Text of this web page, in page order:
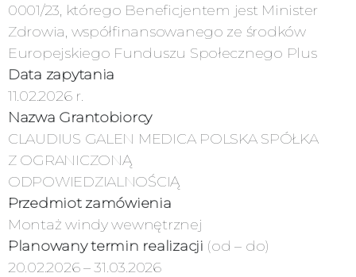
0001/23, którego Beneficjentem jest Minister
Zdrowia, współfinansowanego ze środków
Europejskiego Funduszu Społecznego Plus
Data zapytania
11.02.2026 r.
Nazwa Grantobiorcy
CLAUDIUS GALEN MEDICA POLSKA SPÓŁKA
Z OGRANICZONĄ
ODPOWIEDZIALNOŚCIĄ
Przedmiot zamówienia
Montaż windy wewnętrznej
Planowany termin realizacji (od – do)
20.02.2026 – 31.03.2026